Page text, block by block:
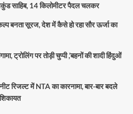
साहिब, 14 किलोमीटर पैदल चलकर
बनता सूरज, देश में कैसे हो रहा सौर ऊर्जा का
ट्रोलिंग पर तोड़ी चुप्पी ,’बहनों की शादी हिंदुओं
रिजल्ट में NTA का कारनामा, बार-बार बदले